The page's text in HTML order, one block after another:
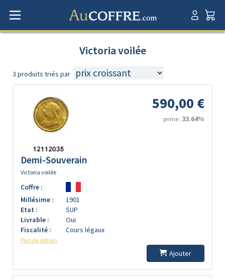
Victoria voilée
3 produits triés par
590,00 €
prime : 33.64%
Demi-Souverain
Victoria voilée
Coffre :
Millésime :
1901
Etat :
SUP
Livrable :
Oui
Fiscalité :
Cours légaux
Plus de détails
Ajouter